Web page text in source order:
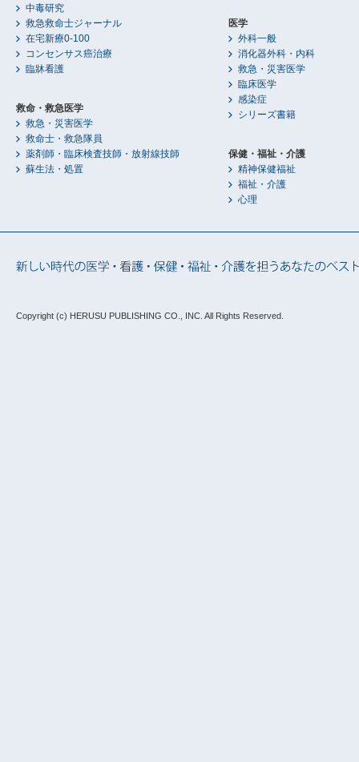
中毒研究
救急救命士ジャーナル
在宅新療0-100
コンセンサス癌治療
臨牀看護
救命・救急医学
救急・災害医学
救命士・救急隊員
薬剤師・臨床検査技師・放射線技師
蘇生法・処置
医学
外科一般
消化器外科・内科
救急・災害医学
臨床医学
感染症
シリーズ書籍
保健・福祉・介護
精神保健福祉
福祉・介護
心理
Copyright (c) HERUSU PUBLISHING CO., INC. All Rights Reserved.